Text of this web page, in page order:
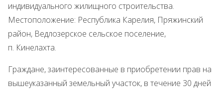
индивидуального жилищного строительства.
Местоположение: Республика Карелия, Пряжинский
район, Ведлозерское сельское поселение,
п. Кинелахта.
Граждане, заинтересованные в приобретении прав на
вышеуказанный земельный участок, в течение 30 дней